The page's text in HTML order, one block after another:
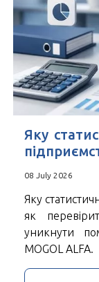
Поля позначені
Натискаючи кнопку
користувача
Яку
08 July 2026
Яку
як
уникнути
MOGOL ALFA.